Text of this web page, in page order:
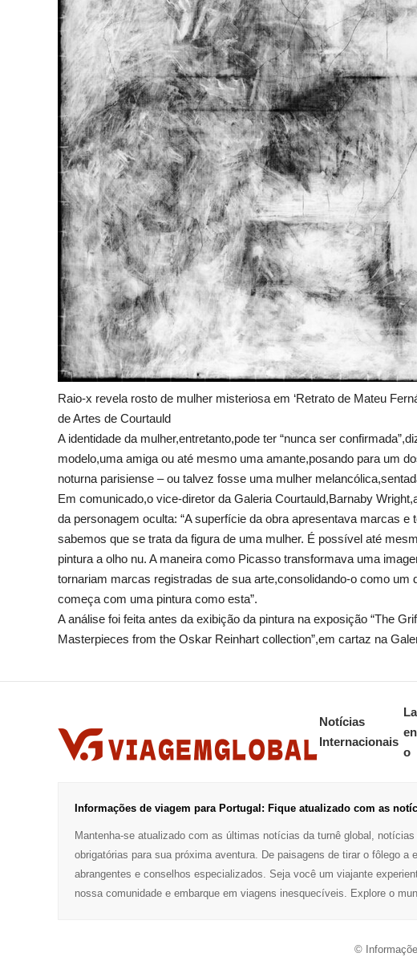
Raio-x revela rosto de mulher misteriosa em ‘Retrato de Mateu
de Artes de Courtauld
A identidade da mulher,entretanto,pode ter “nunca ser
modelo,uma amiga ou até mesmo uma amante,posando para um
noturna parisiense – ou talvez fosse uma mulher
Em comunicado,o vice-diretor da Galeria Courtauld,Barnaby
da personagem oculta: “A superfície da obra apresentava marcas
sabemos que se trata da figura de uma mulher. É possível até
pintura a olho nu. A maneira como Picasso transformava uma
tornariam marcas registradas de sua arte,consolidando-o como
começa com uma pintura como esta”.
A análise foi feita antes da exibição da pintura na exposição “The
Masterpieces from the Oskar Reinhart collection”,em cartaz na
Notícias
Internacionais
o
Informações de viagem para Portugal: Fique atualizado com as
Mantenha-se atualizado com as últimas notícias da turnê global,
obrigatórias para sua próxima aventura. De paisagens de tirar o fôlego
abrangentes e conselhos especializados. Seja você um viajante
nossa comunidade e embarque em viagens inesquecíveis. Explore o
©